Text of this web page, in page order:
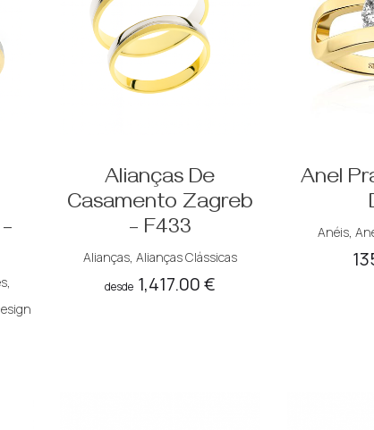
,
Alianças De
Casamento Zagreb
– F433
Alianças, Alianças Clássicas
desde 1,417.00€
Anel
Anéis,